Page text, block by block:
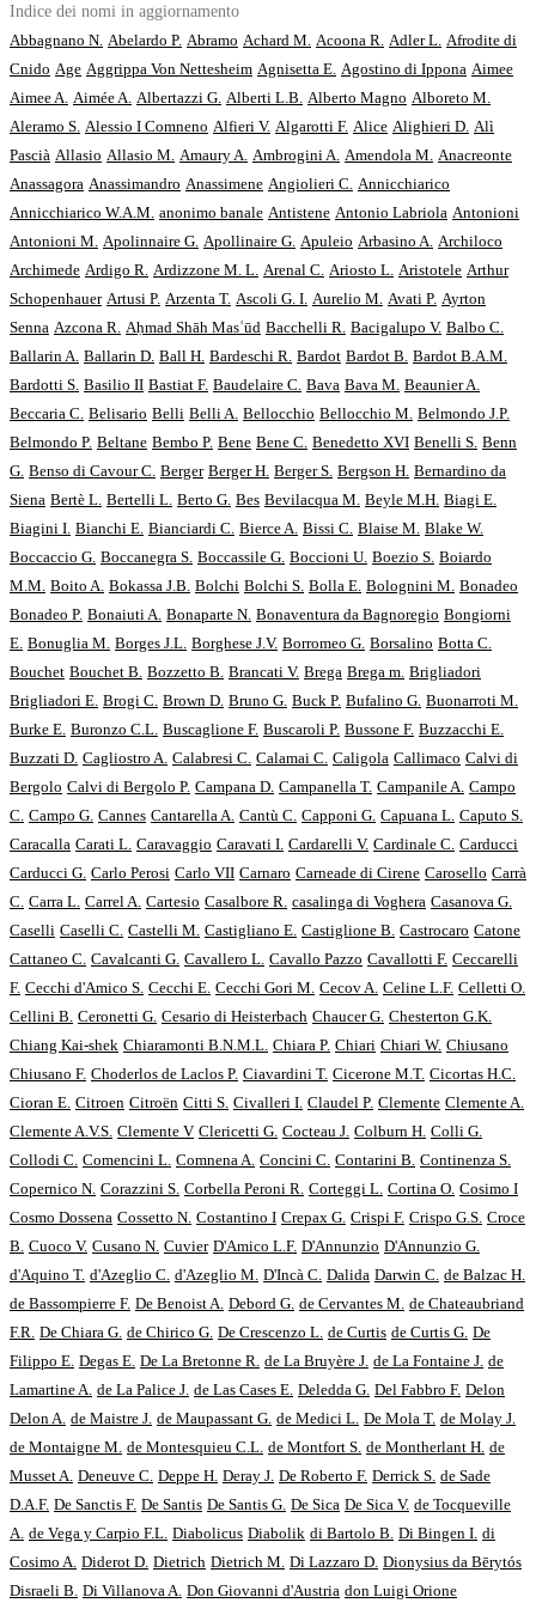
Indice dei nomi in aggiornamento
Abbagnano N. Abelardo P. Abramo Achard M. Acoona R. Adler L. Afrodite di
Cnido Age Aggrippa Von Nettesheim Agnisetta E. Agostino di Ippona Aimee
Aimee A. Aimée A. Albertazzi G. Alberti L.B. Alberto Magno Alboreto M.
Aleramo S. Alessio I Comneno Alfieri V. Algarotti F. Alice Alighieri D. Alì
Pascià Allasio Allasio M. Amaury A. Ambrogini A. Amendola M. Anacreonte
Anassagora Anassimandro Anassimene Angiolieri C. Annicchiarico
Annicchiarico W.A.M. anonimo banale Antistene Antonio Labriola Antonioni
Antonioni M. Apolinnaire G. Apollinaire G. Apuleio Arbasino A. Archiloco
Archimede Ardigo R. Ardizzone M. L. Arenal C. Ariosto L. Aristotele Arthur
Schopenhauer Artusi P. Arzenta T. Ascoli G. I. Aurelio M. Avati P. Ayrton
Senna Azcona R. Aḥmad Shāh Masʿūd Bacchelli R. Bacigalupo V. Balbo C.
Ballarin A. Ballarin D. Ball H. Bardeschi R. Bardot Bardot B. Bardot B.A.M.
Bardotti S. Basilio II Bastiat F. Baudelaire C. Bava Bava M. Beaunier A.
Beccaria C. Belisario Belli Belli A. Bellocchio Bellocchio M. Belmondo J.P.
Belmondo P. Beltane Bembo P. Bene Bene C. Benedetto XVI Benelli S. Benn
G. Benso di Cavour C. Berger Berger H. Berger S. Bergson H. Bernardino da
Siena Bertè L. Bertelli L. Berto G. Bes Bevilacqua M. Beyle M.H. Biagi E.
Biagini I. Bianchi E. Bianciardi C. Bierce A. Bissi C. Blaise M. Blake W.
Boccaccio G. Boccanegra S. Boccassile G. Boccioni U. Boezio S. Boiardo
M.M. Boito A. Bokassa J.B. Bolchi Bolchi S. Bolla E. Bolognini M. Bonadeo
Bonadeo P. Bonaiuti A. Bonaparte N. Bonaventura da Bagnoregio Bongiorni
E. Bonuglia M. Borges J.L. Borghese J.V. Borromeo G. Borsalino Botta C.
Bouchet Bouchet B. Bozzetto B. Brancati V. Brega Brega m. Brigliadori
Brigliadori E. Brogi C. Brown D. Bruno G. Buck P. Bufalino G. Buonarroti M.
Burke E. Buronzo C.L. Buscaglione F. Buscaroli P. Bussone F. Buzzacchi E.
Buzzati D. Cagliostro A. Calabresi C. Calamai C. Caligola Callimaco Calvi di
Bergolo Calvi di Bergolo P. Campana D. Campanella T. Campanile A. Campo
C. Campo G. Cannes Cantarella A. Cantù C. Capponi G. Capuana L. Caputo S.
Caracalla Carati L. Caravaggio Caravati I. Cardarelli V. Cardinale C. Carducci
Carducci G. Carlo Perosi Carlo VII Carnaro Carneade di Cirene Carosello Carrà
C. Carra L. Carrel A. Cartesio Casalbore R. casalinga di Voghera Casanova G.
Caselli Caselli C. Castelli M. Castigliano E. Castiglione B. Castrocaro Catone
Cattaneo C. Cavalcanti G. Cavallero L. Cavallo Pazzo Cavallotti F. Ceccarelli
F. Cecchi d'Amico S. Cecchi E. Cecchi Gori M. Cecov A. Celine L.F. Celletti O.
Cellini B. Ceronetti G. Cesario di Heisterbach Chaucer G. Chesterton G.K.
Chiang Kai-shek Chiaramonti B.N.M.L. Chiara P. Chiari Chiari W. Chiusano
Chiusano F. Choderlos de Laclos P. Ciavardini T. Cicerone M.T. Cicortas H.C.
Cioran E. Citroen Citroën Citti S. Civalleri I. Claudel P. Clemente Clemente A.
Clemente A.V.S. Clemente V Clericetti G. Cocteau J. Colburn H. Colli G.
Collodi C. Comencini L. Comnena A. Concini C. Contarini B. Continenza S.
Copernico N. Corazzini S. Corbella Peroni R. Corteggi L. Cortina O. Cosimo I
Cosmo Dossena Cossetto N. Costantino I Crepax G. Crispi F. Crispo G.S. Croce
B. Cuoco V. Cusano N. Cuvier D'Amico L.F. D'Annunzio D'Annunzio G.
d'Aquino T. d'Azeglio C. d'Azeglio M. D'Incà C. Dalida Darwin C. de Balzac H.
de Bassompierre F. De Benoist A. Debord G. de Cervantes M. de Chateaubriand
F.R. De Chiara G. de Chirico G. De Crescenzo L. de Curtis de Curtis G. De
Filippo E. Degas E. De La Bretonne R. de La Bruyère J. de La Fontaine J. de
Lamartine A. de La Palice J. de Las Cases E. Deledda G. Del Fabbro F. Delon
Delon A. de Maistre J. de Maupassant G. de Medici L. De Mola T. de Molay J.
de Montaigne M. de Montesquieu C.L. de Montfort S. de Montherlant H. de
Musset A. Deneuve C. Deppe H. Deray J. De Roberto F. Derrick S. de Sade
D.A.F. De Sanctis F. De Santis De Santis G. De Sica De Sica V. de Tocqueville
A. de Vega y Carpio F.L. Diabolicus Diabolik di Bartolo B. Di Bingen I. di
Cosimo A. Diderot D. Dietrich Dietrich M. Di Lazzaro D. Dionysius da Bērytós
Disraeli B. Di Villanova A. Don Giovanni d'Austria don Luigi Orione